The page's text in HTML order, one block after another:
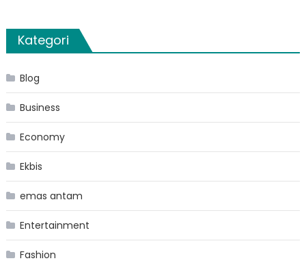
Kategori
Blog
Business
Economy
Ekbis
emas antam
Entertainment
Fashion